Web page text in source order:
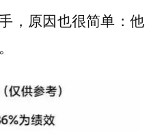
，原因也很简单：他